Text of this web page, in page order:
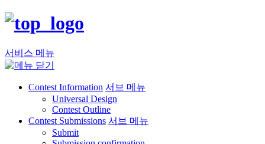
서비스 메뉴
Contest Information 서브 메뉴
Universal Design
Contest Outline
Contest Submissions 서브 메뉴
Submit